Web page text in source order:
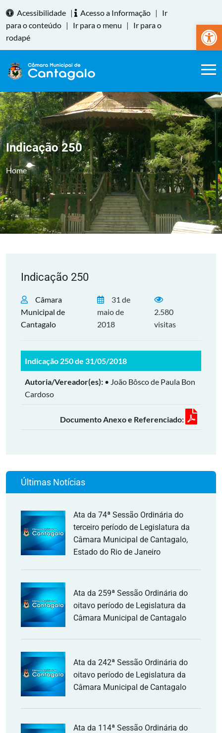
Abrir
Acessibilidade | Acesso a Informação |
Ir
para o conteúdo | Ir para o menu |
Ir para o
rodapé
Indicação 250
Home
Indicação 250
Câmara
Municipal de
Cantagalo
31 de
maio de
2018
2.580
visitas
Indicação 250 de 31/05/2018
Autoria/Vereador(es): • João Bôsco de Paula Bon
Cardoso
Documento Anexo e Referenciado:
Últimas Notícias
Ata da 74ª Sessão Ordinária do
terceiro período de Legislatura da
Câmara Municipal de Cantagalo,
Estado do Rio de Janeiro
Ata da 259ª Sessão Ordinária do
oitavo período de Legislatura da
Câmara Municipal de Cantagalo
Ata da 242ª Sessão Ordinária do
oitavo período de Legislatura da
Câmara Municipal de Cantagalo
Ata da 114ª Sessão Ordinária do